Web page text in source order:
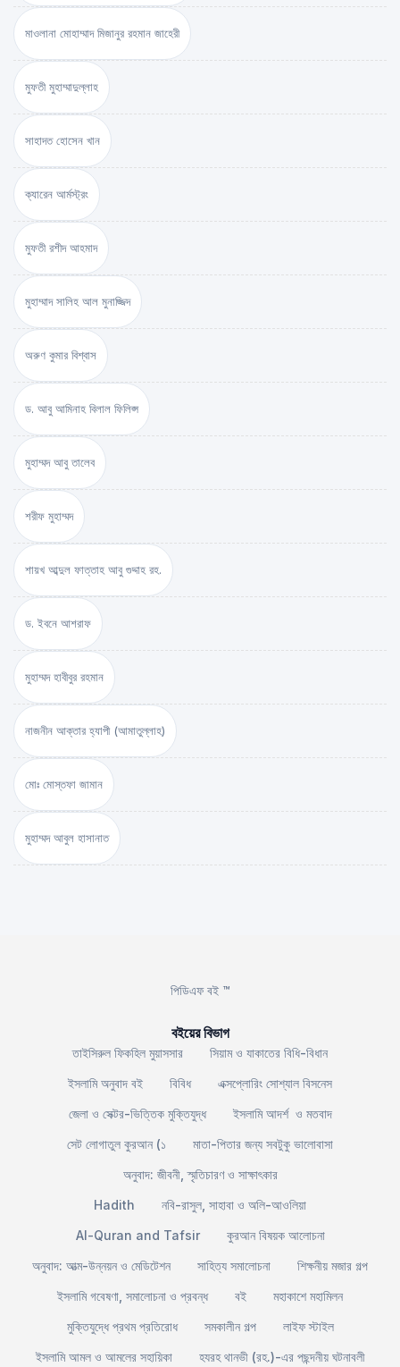
মাওলানা মোহাম্মাদ মিজানুর রহমান জাহেরী
মুফতী মুহাম্মাদুল্লাহ
সাহাদত হোসেন খান
ক্যারেন আর্মস্ট্রং
মুফতী রশীদ আহমাদ
মুহাম্মাদ সালিহ আল মুনাজ্জিদ
অরুণ কুমার বিশ্বাস
ড. আবু আমিনাহ বিলাল ফিলিপ্স
মুহাম্মদ আবু তালেব
শরীফ মুহাম্মদ
শায়খ আব্দুল ফাত্তাহ আবু গুদ্দাহ রহ.
ড. ইবনে আশরাফ
মুহাম্মদ হাবীবুর রহমান
নাজনীন আক্তার হ্যাপী (আমাতুল্লাহ)
মোঃ মোস্তফা জামান
মুহাম্মদ আবুল হাসানাত
পিডিএফ বই ™
বইয়ের বিভাগ
তাইসিরুল ফিকহিল মুয়াসসার
সিয়াম ও যাকাতের বিধি-বিধান
ইসলামি অনুবাদ বই
বিবিধ
এক্সপ্লোরিং সোশ্যাল বিসনেস
জেলা ও সেক্টর-ভিত্তিক মুক্তিযুদ্ধ
ইসলামি আদর্শ ও মতবাদ
সেট লোগাতুল কুরআন (১
মাতা-পিতার জন্য সবটুকু ভালোবাসা
অনুবাদ: জীবনী, স্মৃতিচারণ ও সাক্ষাৎকার
Hadith
নবি-রাসুল, সাহাবা ও অলি-আওলিয়া
Al-Quran and Tafsir
কুরআন বিষয়ক আলোচনা
অনুবাদ: আত্ম-উন্নয়ন ও মেডিটেশন
সাহিত্য সমালোচনা
শিক্ষনীয় মজার গল্প
ইসলামি গবেষণা, সমালোচনা ও প্রবন্ধ
বই
মহাকাশে মহামিলন
মুক্তিযুদ্ধে প্রথম প্রতিরোধ
সমকালীন গল্প
লাইফ স্টাইল
ইসলামি আমল ও আমলের সহায়িকা
হযরহ থানভী (রহ.)-এর পছন্দনীয় ঘটনাবলী